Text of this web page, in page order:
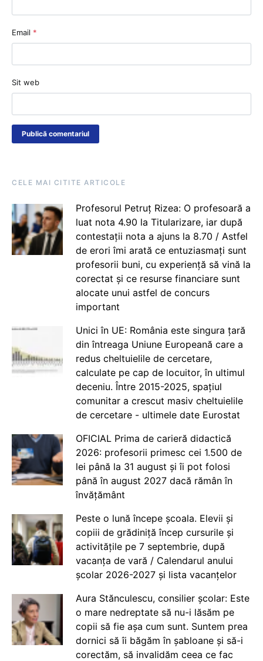
Email *
Sit web
CELE MAI CITITE ARTICOLE
Profesorul Petruț Rizea: O profesoară a
luat nota 4.90 la Titularizare, iar după
contestații nota a ajuns la 8.70 / Astfel
de erori îmi arată ce entuziasmați sunt
profesorii buni, cu experiență să vină la
corectat și ce resurse financiare sunt
alocate unui astfel de concurs
important
Unici în UE: România este singura țară
din întreaga Uniune Europeană care a
redus cheltuielile de cercetare,
calculate pe cap de locuitor, în ultimul
deceniu. Între 2015-2025, spațiul
comunitar a crescut masiv cheltuielile
de cercetare - ultimele date Eurostat
OFICIAL Prima de carieră didactică
2026: profesorii primesc cei 1.500 de
lei până la 31 august și îi pot folosi
până în august 2027 dacă rămân în
învățământ
Peste o lună începe școala. Elevii și
copiii de grădiniță încep cursurile și
activitățile pe 7 septembrie, după
vacanța de vară / Calendarul anului
școlar 2026-2027 și lista vacanțelor
Aura Stănculescu, consilier școlar: Este
o mare nedreptate să nu-i lăsăm pe
copii să fie așa cum sunt. Suntem prea
dornici să îi băgăm în șabloane și să-i
corectăm, să invalidăm ceea ce fac